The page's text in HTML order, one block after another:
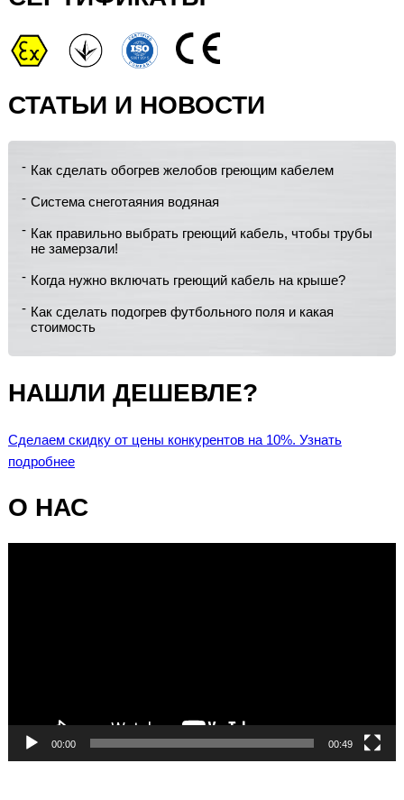
СТАТЬИ И НОВОСТИ
Как сделать обогрев желобов греющим кабелем
Система снеготаяния водяная
Как правильно выбрать греющий кабель, чтобы трубы
не замерзали!
Когда нужно включать греющий кабель на крыше?
Как сделать подогрев футбольного поля и какая
стоимость
НАШЛИ ДЕШЕВЛЕ?
Сделаем скидку от цены конкурентов на 10%. Узнать
подробнее
О НАС
00:00 00:49